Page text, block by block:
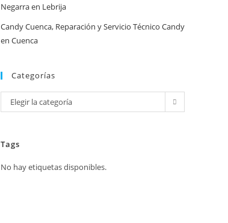
Negarra en Lebrija
Candy Cuenca, Reparación y Servicio Técnico Candy
en Cuenca
Categorías
Categorías
Elegir la categoría
Tags
No hay etiquetas disponibles.